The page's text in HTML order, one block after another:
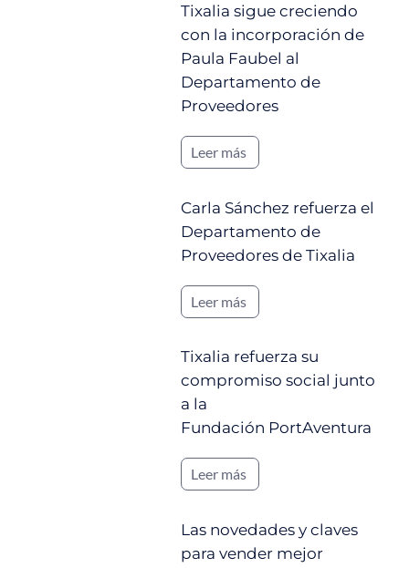
Tixalia sigue creciendo
con la incorporación de
Paula Faubel al
Departamento de
Proveedores
Leer más
Carla Sánchez refuerza el
Departamento de
Proveedores de Tixalia
Leer más
Tixalia refuerza su
compromiso social junto
a la
Fundación PortAventura
Leer más
Las novedades y claves
para vender mejor